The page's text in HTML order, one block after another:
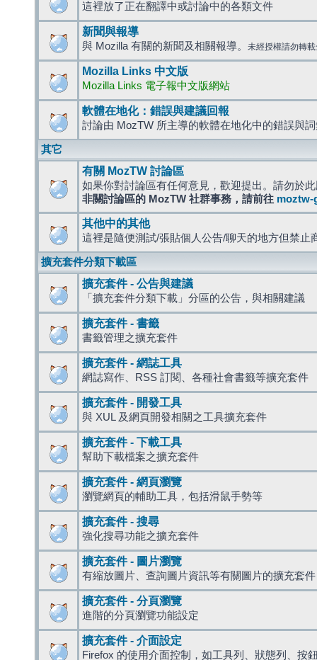
這裡放了正在翻譯中或討論中的各類文件
新聞與報導
與 Mozilla 有關的新聞及相關報導。 未經授權請勿轉
Mozilla Links 中文版
Mozilla Links 電子報中文版網站
軟體在地化：錯誤與建議回報
討論由 MozTW 所主導的軟體在地化中的錯誤與
其它
有關 MozTW 討論區
如果你對討論區有任何意見，歡迎提出。請勿於
非關討論區的 MozTW 社群事務，請前往 moztw-
其他中的其他
這裡是隨便測試/張貼個人公告/聊天的地方但禁止
擴充套件分類下載區
擴充套件 - 公告與建議
「擴充套件分類下載」分區的公告，與相關建議
擴充套件 - 書籤
書籤管理之擴充套件
擴充套件 - 網誌工具
網誌寫作、RSS 訂閱、各種社會書籤等擴充套件
擴充套件 - 開發工具
與 XUL 及網頁開發相關之工具擴充套件
擴充套件 - 下載工具
幫助下載檔案之擴充套件
擴充套件 - 網頁瀏覽
瀏覽網頁的輔助工具，包括滑鼠手勢等
擴充套件 - 搜尋
強化搜尋功能之擴充套件
擴充套件 - 圖片瀏覽
有縮放圖片、查詢圖片資訊等有關圖片的擴充套件
擴充套件 - 分頁瀏覽
進階的分頁瀏覽功能設定
擴充套件 - 介面設定
Firefox 的使用介面控制，如工具列、狀態列、按